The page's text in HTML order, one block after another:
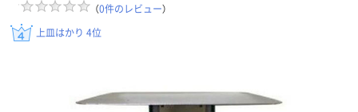
（0件のレビュー）
上皿はかり 4位